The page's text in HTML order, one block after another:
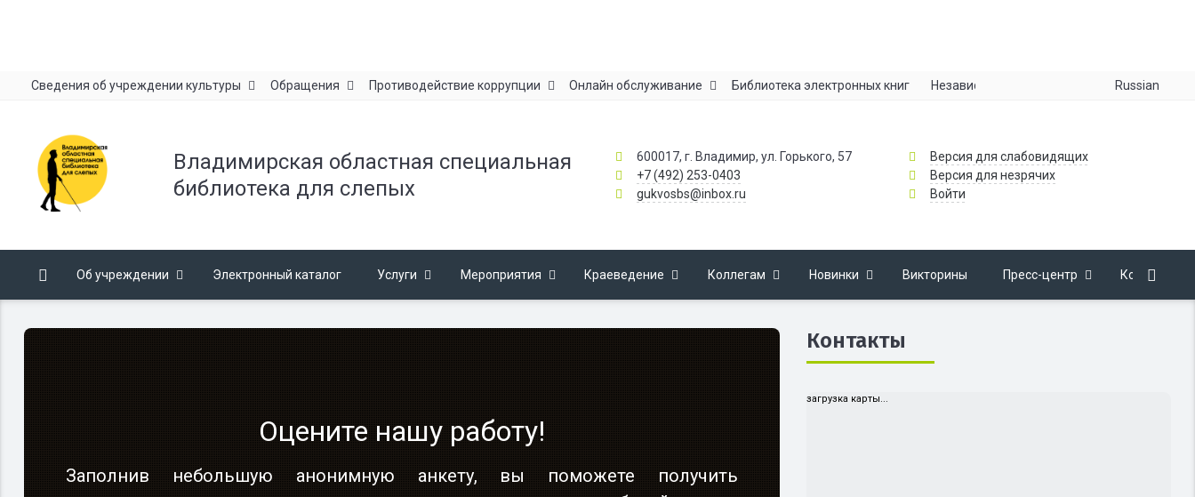
Сведения об учреждении культуры Обращения Противодействие коррупции Онлайн обслуживание Библиотека электронных книг Независимая оценка качества Russian
Владимирская областная специальная
библиотека для слепых
600017, г. Владимир, ул. Горького, 57
+7 (492) 253-0403
gukvosbs@inbox.ru
Версия для слабовидящих
Версия для незрячих
Войти
Об учреждении Электронный каталог Услуги Мероприятия Краеведение Коллегам Новинки Викторины Пресс-центр Контакты
Оцените нашу работу!
Заполнив небольшую анонимную анкету, вы поможете получить
Контакты
загрузка карты...